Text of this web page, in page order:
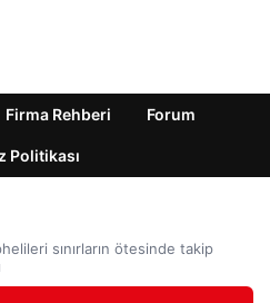
Firma Rehberi Forum
Politikası
sınırların ötesinde takip